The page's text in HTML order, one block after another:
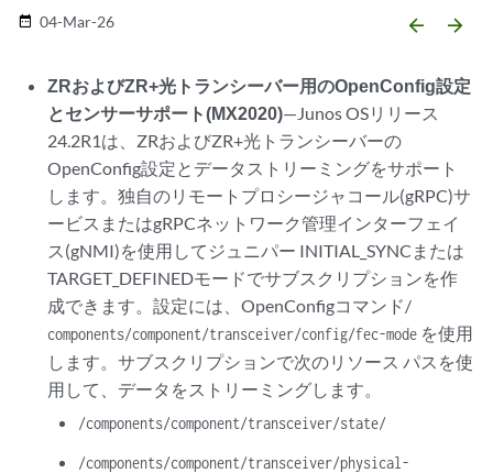
date_range 04-Mar-26 arrow_backward arrow_forward
ZRおよびZR+光トランシーバー用のOpenConfig設定
とセンサーサポート(MX2020)—Junos OSリリース
24.2R1は、ZRおよびZR+光トランシーバーの
OpenConfig設定とデータストリーミングをサポート
します。独自のリモートプロシージャコール(gRPC)サ
ービスまたはgRPCネットワーク管理インターフェイ
ス(gNMI)を使用してジュニパー INITIAL_SYNCまたは
TARGET_DEFINEDモードでサブスクリプションを作
成できます。設定には、OpenConfigコマンド/
components/component/transceiver/config/fec-mode を使用
します。サブスクリプションで次のリソース パスを使
用して、データをストリーミングします。
/components/component/transceiver/state/
/components/component/transceiver/physical-